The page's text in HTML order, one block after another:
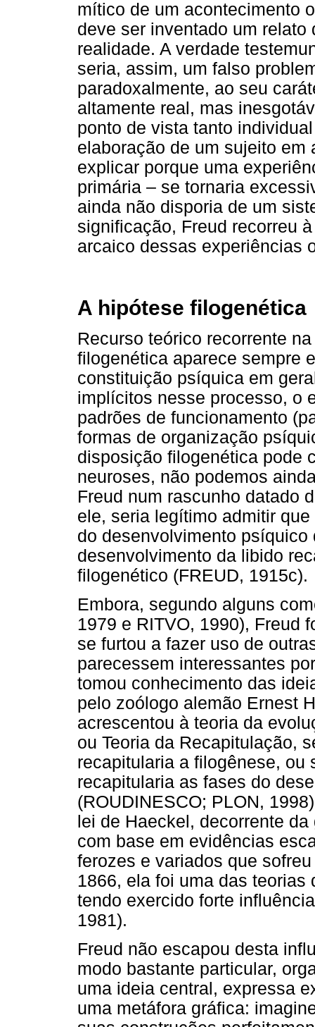
mítico de um acontecimento
deve ser inventado um
realidade. A verdade
seria, assim, um falso
paradoxalmente, ao seu
altamente real, mas
ponto de vista tanto
elaboração de um sujeito em
explicar porque uma
primária – se tornaria
ainda não disporia de um
significação, Freud recorreu
arcaico dessas experiências
A hipótese filogenética
Recurso teórico recorrente
filogenética aparece sempre
constituição psíquica em
implícitos nesse processo, o
padrões de funcionamento
formas de organização
disposição filogenética pode
neuroses, não podemos
Freud num rascunho datado
ele, seria legítimo admitir
do desenvolvimento
desenvolvimento da libido
filogenético (FREUD, 1915c).
Embora, segundo alguns
1979 e RITVO, 1990), Freud
se furtou a fazer uso de
parecessem interessantes
tomou conhecimento das
pelo zoólogo alemão Ernest
acrescentou à teoria da
ou Teoria da Recapitulação,
recapitularia a filogênese,
recapitularia as fases do
(ROUDINESCO; PLON,
lei de Haeckel, decorrente
com base em evidências
ferozes e variados que
1866, ela foi uma das
tendo exercido forte
1981).
Freud não escapou desta
modo bastante particular,
uma ideia central, expressa
uma metáfora gráfica: